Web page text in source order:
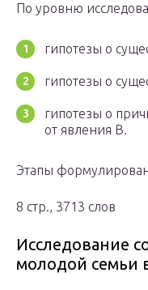
По уровню
гипотезы о
гипотезы о
гипотезы о
от яв­ления В.
Этапы
8 стр., 3713 слов
Исследование
молодой семьи